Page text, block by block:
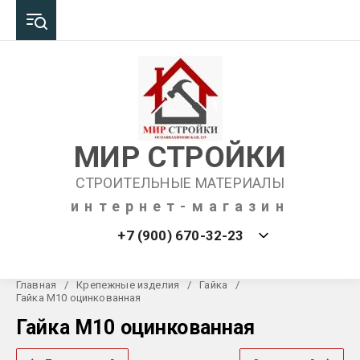
МИР СТРОЙКИ
СТРОИТЕЛЬНЫЕ МАТЕРИАЛЫ
интернет-магазин
+7 (900) 670-32-23
Главная / Крепежные изделия / Гайка
/
Гайка М10 оцинкованная
Гайка М10 оцинкованная